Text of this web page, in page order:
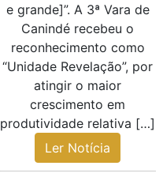
e grande]”. A 3ª Vara de
Canindé recebeu o
reconhecimento como
“Unidade Revelação”, por
atingir o maior
crescimento em
produtividade relativa […]
Ler Notícia